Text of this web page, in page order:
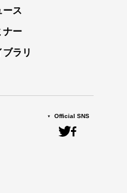
ース
ナー
ブラリ
Official SNS